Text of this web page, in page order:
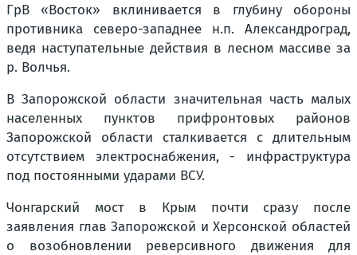
ГрВ «Восток» вклинивается в глубину обороны
противника северо-западнее н.п. Александроград,
ведя наступательные действия в лесном массиве за
р. Волчья.
В Запорожской области значительная часть малых
населенных пунктов прифронтовых районов
Запорожской области сталкивается с длительным
отсутствием электроснабжения, - инфраструктура
под постоянными ударами ВСУ.
Чонгарский мост в Крым почти сразу после
заявления глав Запорожской и Херсонской областей
о возобновлении реверсивного движения для